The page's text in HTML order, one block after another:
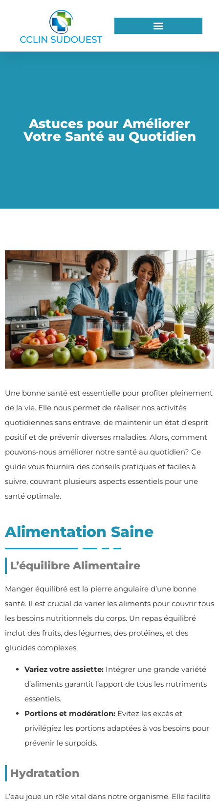
Astuces pour Améliorer
Votre Santé au Quotidien
Une bonne santé est essentielle pour profiter pleinement
de la vie. Elle nous permet de réaliser nos activités
quotidiennes sans entrave, de maintenir un état d’esprit
positif et de prévenir diverses maladies. Alors, comment
pouvons-nous améliorer notre santé au quotidien? Ce
guide vous fournira des conseils pratiques et faciles à
suivre, couvrant plusieurs aspects essentiels pour une
santé optimale.
Alimentation Saine
L’équilibre Alimentaire
Manger équilibré est la pierre angulaire d’une bonne
santé. Il est crucial de varier les aliments pour couvrir tous
les besoins nutritionnels du corps. Un repas équilibré
inclut des fruits, des légumes, des protéines, et des
glucides complexes.
Variez votre assiette: Intégrer une grande variété
d’aliments garantit l’apport de tous les nutriments
essentiels.
Portions et modération: Évitez les excès et
privilégiez les portions adaptées à vos besoins pour
prévenir le surpoids.
Hydratation
L’eau joue un rôle vital dans notre organisme. Elle facilite